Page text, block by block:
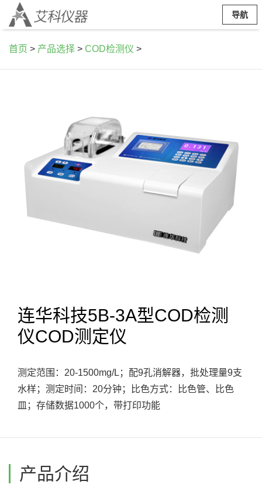
导航
首页 > 产品选择 > COD检测仪 >
连华科技5B-3A型COD检测
仪COD测定仪
测定范围：20-1500mg/L；配9孔消解器，批处理量9支
水样；测定时间：20分钟；比色方式：比色管、比色
皿；存储数据1000个，带打印功能
产品介绍